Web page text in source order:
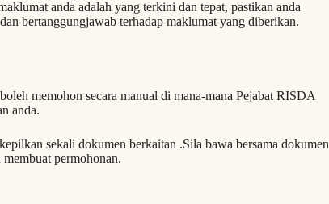
anda adalah yang terkini dan tepat, pastikan anda
bertanggungjawab terhadap maklumat yang diberikan.
memohon secara manual di mana-mana Pejabat RISDA
anda.
sekali dokumen berkaitan .Sila bawa bersama dokumen
permohonan.